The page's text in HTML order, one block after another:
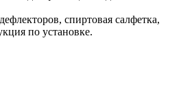
спиртовая салфетка,
по установке.